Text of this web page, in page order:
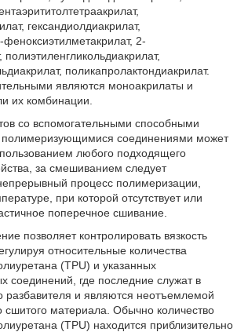
гександиолдиакрилат,
2-
поликапролактондиакрилат.
являются моноакрилаты и
их комбинации.
со вспомогательными способными
полимеризующимися соединениями может
любого подходящего
за смешиванием следует
процесс полимеризации,
при которой отсутствует или
поперечное сшивание.
позволяет контролировать вязкость
относительные количества
(TPU) и указанных
соединений, где последние служат в
разбавителя и являются неотъемлемой
сшитого материала. Обычно количество
(TPU) находится приблизительно